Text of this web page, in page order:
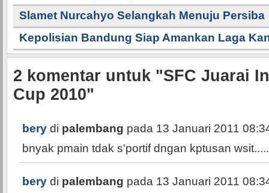
Slamet Nurcahyo Selangkah Menuju Persiba
Kepolisian Bandung Siap Amankan Laga
2 komentar untuk "SFC Juarai
Cup 2010"
bery di palembang pada 13 Januari 2011
bnyak pmain tdak s'portif dngan kptusan
bery di palembang pada 13 Januari 2011